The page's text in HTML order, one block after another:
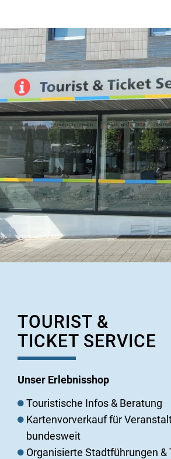
TOURIST &
TICKET SERVICE
Unser Erlebnisshop
Touristische Infos & Beratung
Kartenvorverkauf für
bundesweit
Organisierte Stadtführungen &